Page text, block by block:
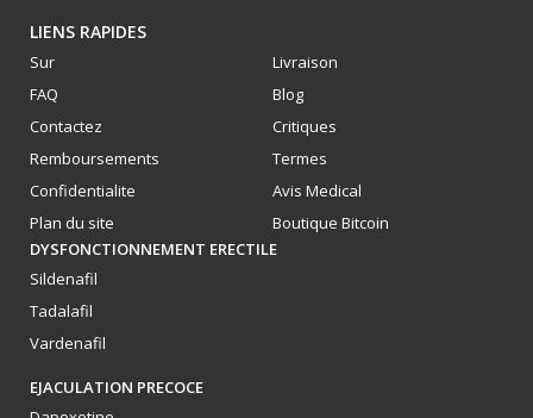
LIENS RAPIDES
Sur
Livraison
FAQ
Blog
Contactez
Critiques
Remboursements
Termes
Confidentialite
Avis Medical
Plan du site
Boutique Bitcoin
DYSFONCTIONNEMENT ERECTILE
Sildenafil
Tadalafil
Vardenafil
EJACULATION PRECOCE